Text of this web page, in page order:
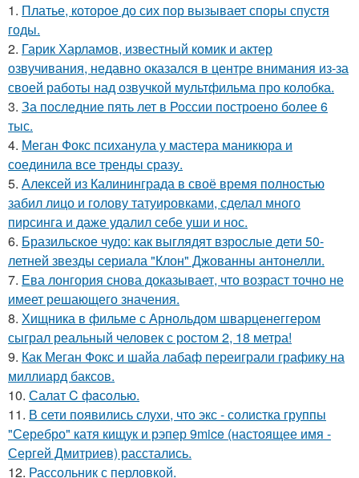
1. Платье, которое до сих пор вызывает споры спустя
годы.
2. Гарик Харламов, известный комик и актер
озвучивания, недавно оказался в центре внимания из-за
своей работы над озвучкой мультфильма про колобка.
3. За последние пять лет в России построено более 6
тыс.
4. Меган Фокс психанула у мастера маникюра и
соединила все тренды сразу.
5. Алексей из Калининграда в своё время полностью
забил лицо и голову татуировками, сделал много
пирсинга и даже удалил себе уши и нос.
6. Бразильское чудо: как выглядят взрослые дети 50-
летней звезды сериала "Клон" Джованны антонелли.
7. Ева лонгория снова доказывает, что возраст точно не
имеет решающего значения.
8. Хищника в фильме с Арнольдом шварценеггером
сыграл реальный человек с ростом 2, 18 метра!
9. Как Меган Фокс и шайа лабаф переиграли графику на
миллиард баксов.
10. Салат C фaсoлью.
11. В сети появились слухи, что экс - солистка группы
"Серебро" катя кищук и рэпер 9mice (настоящее имя -
Сергей Дмитриев) расстались.
12. Рассольник с перловкой.